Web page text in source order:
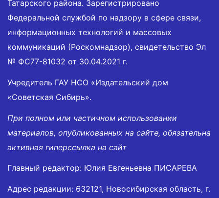
Татарского района. Зарегистрировано
Федеральной службой по надзору в сфере связи,
информационных технологий и массовых
коммуникаций (Роскомнадзор), свидетельство Эл
№ ФС77-81032 от 30.04.2021 г.
Учредитель ГАУ НСО «Издательский дом
«Советская Сибирь».
При полном или частичном использовании
материалов, опубликованных на сайте, обязательна
активная гиперссылка на сайт
Главный редактор: Юлия Евгеньевна ПИСАРЕВА
Адрес редакции: 632121, Новосибирская область, г.